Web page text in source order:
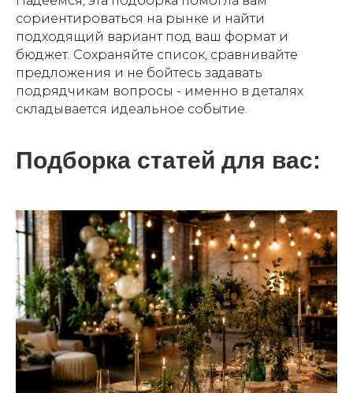
сориентироваться на рынке и найти
подходящий вариант под ваш формат и
бюджет. Сохраняйте список, сравнивайте
предложения и не бойтесь задавать
подрядчикам вопросы - именно в деталях
складывается идеальное событие.
Подборка статей для вас: